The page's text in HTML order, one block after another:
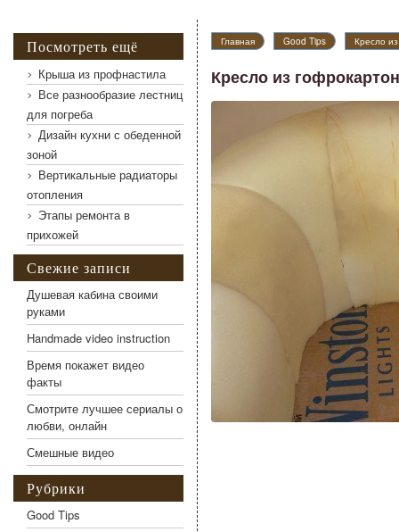
Главная Good Tips Кресло
Кресло из
Посмотреть ещё
Крыша из профнастила
Все разнообразие лестниц
для погреба
Дизайн кухни с обеденной
зоной
Вертикальные радиаторы
отопления
Этапы ремонта в
прихожей
Свежие записи
Душевая кабина своими
руками
Handmade video instruction
Время покажет видео
факты
Смотрите лучшее сериалы о
любви, онлайн
Смешные видео
Рубрики
Good Tips